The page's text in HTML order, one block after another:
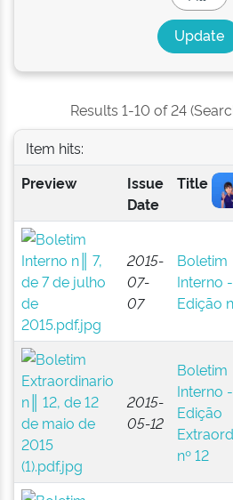
Results 1-10 of 24
Item hits:
Preview
Issue
Date
Title
2015-
07-
07
Boletim
Interno -
Edição
2015-
05-12
Boletim
Interno -
Edição
nº 12